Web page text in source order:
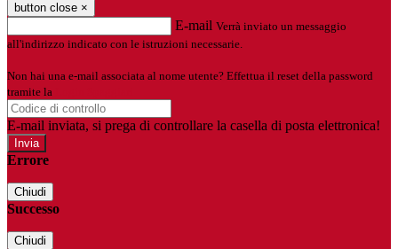
button close ×
E-mail Verrà inviato un messaggio
all'indirizzo indicato con le istruzioni necessarie.
Non hai una e-mail associata al nome utente? Effettua il reset della password
tramite la
E-mail inviata, si prega di controllare la casella di posta elettronica!
Errore
Chiudi
Successo
Chiudi